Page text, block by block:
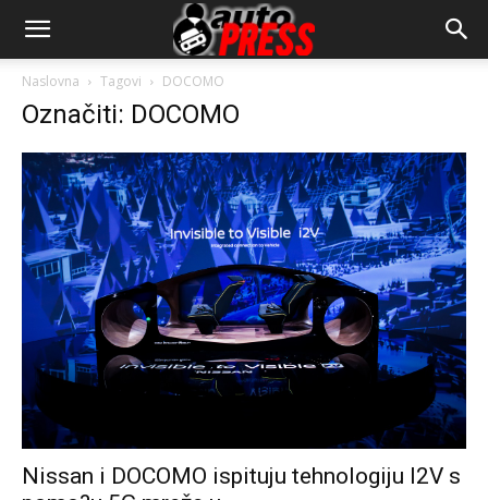
AutopressHR
Naslovna Tagovi DOCOMO
Označiti: DOCOMO
Nissan i DOCOMO ispituju tehnologiju I2V s